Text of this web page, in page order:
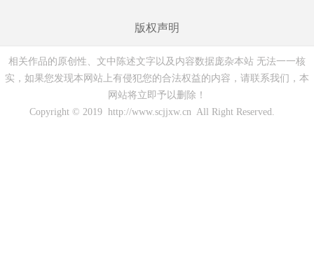
版权声明
相关作品的原创性、文中陈述文字以及内容数据庞杂本站 无法一一核
实，如果您发现本网站上有侵犯您的合法权益的内容，请联系我们，本
网站将立即予以删除！
Copyright © 2019 http://www.scjjxw.cn All Right Reserved.